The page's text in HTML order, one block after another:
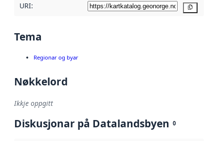
URI:
Tema
Regionar og byar
Nøkkelord
Ikkje oppgitt
Diskusjonar på Datalandsbyen 0